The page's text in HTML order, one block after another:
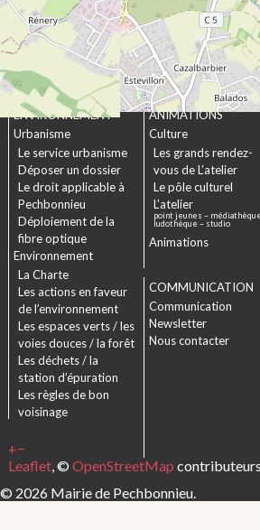
+−
Leaflet, © OpenStreetMap
chartreuse
Les établissements
médico-sociaux
Projet Se Canto
URBANISME &
ENVIRONNEMENT
Urbanisme
Le service urbanisme
Déposer un dossier
Le droit applicable à
Pechbonnieu
Déploiement de la
fibre optique
Environnement
La Charte
Les actions en faveur
de l’environnement
Les espaces verts / les
voies douces / la forêt
Les déchets / la
station d’épuration
Les règles de bon
voisinage
CULTURE &
ANIMATIONS
Culture
Les grands rendez-
vous de L’atelier
Le pôle culturel
L’atelier
point jeunes –
ludothèque – studio
Animations
COMMUNICATION
Communication
Newsletter
Nous contacter
© 2026 Mairie de Pechbonnieu.